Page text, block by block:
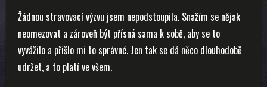
Žádnou stravovací výzvu jsem nepodstoupila. Snažím se nějak
neomezovat a zároveň být přísná sama k sobě, aby se to
vyvážilo a přišlo mi to správné. Jen tak se dá něco dlouhodobě
udržet, a to platí ve všem.